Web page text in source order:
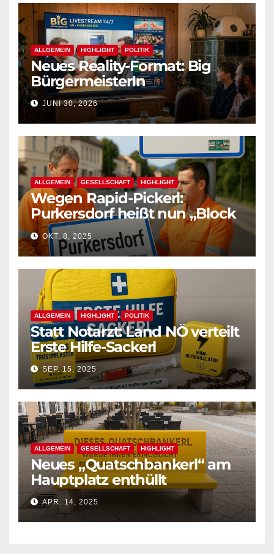
ALLGEMEIN HIGHLIGHT POLITIK
Neues Reality-Format: Big
BürgermeisterIn
JUNI 30, 2026
ALLGEMEIN GESELLSCHAFT HIGHLIGHT
Wegen Rapid-Pickerl:
Purkersdorf heißt nun „Block
West“
OKT. 8, 2025
ALLGEMEIN HIGHLIGHT POLITIK
Statt Notarzt: Land NÖ verteilt
Erste Hilfe-Sackerl
SEP. 15, 2025
ALLGEMEIN GESELLSCHAFT HIGHLIGHT
Neues „Quatschbankerl“ am
Hauptplatz enthüllt
APR. 14, 2025